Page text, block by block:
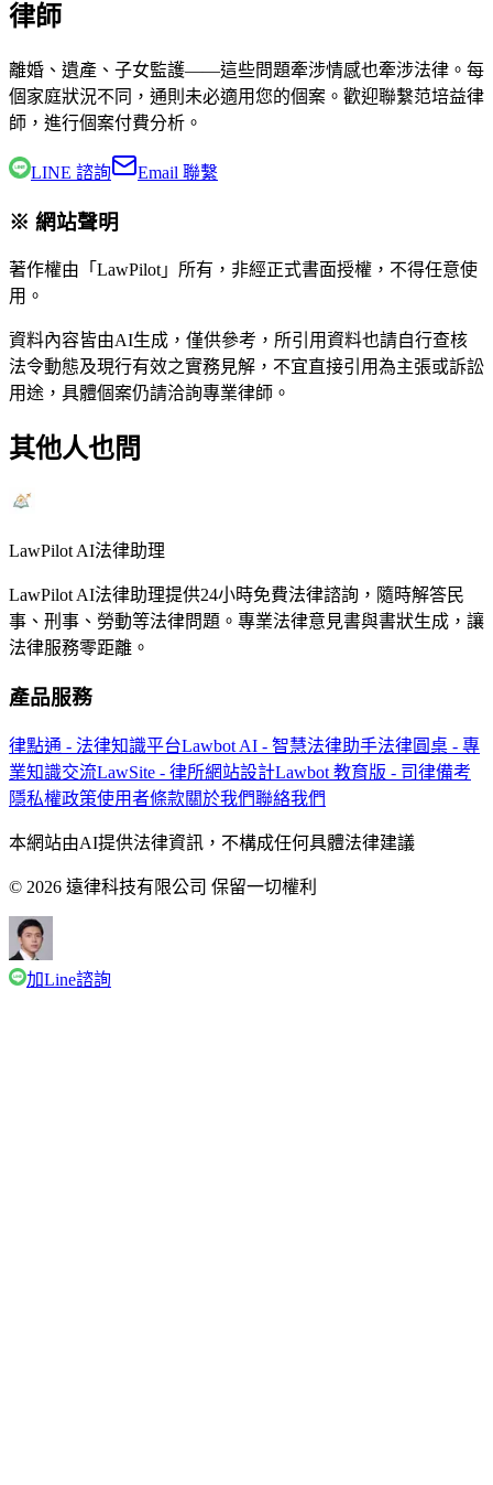
律師
離婚、遺產、子女監護——這些問題牽涉情感也牽涉法律。每
個家庭狀況不同，通則未必適用您的個案。歡迎聯繫范培益律
師 ，進行個案付費分析。
LINE 諮詢 Email 聯繫
※ 網站聲明
著作權由「LawPilot」所有，非經正式書面授權，不得任意使
用。
資料內容皆由AI生成，僅供參考，所引用資料也請自行查核
法令動態及現行有效之實務見解，不宜直接引用為主張或訴訟
用途，具體個案仍請洽詢專業律師。
其他人也問
LawPilot AI法律助理
LawPilot AI法律助理提供24小時免費法律諮詢，隨時解答民
事、刑事、勞動等法律問題。專業法律意見書與書狀生成，讓
法律服務零距離。
產品服務
律點通 - 法律知識平台Lawbot AI - 智慧法律助手法律圓桌 - 專
業知識交流LawSite - 律所網站設計Lawbot 教育版 - 司律備考
隱私權政策使用者條款關於我們聯絡我們
本網站由AI提供法律資訊，不構成任何具體法律建議
© 2026 遠律科技有限公司 保留一切權利
加Line諮詢